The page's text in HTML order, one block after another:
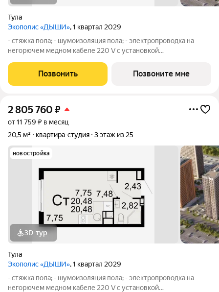
Тула
Экополис «ДЫШИ», 1 квартал 2029
- стяжка пола; - шумоизоляция пола; - электропроводка на
негорючем медном кабеле 220 V с установкой
лестничной площадке и распределительного щита в квартире,
с разводкой по квартире с установкой
Позвонить Позвоните мне
2 805 760 ₽
от 11 759 ₽ в месяц
20,5 м²
квартира-студия 3 этаж из 25
новостройка
3D-тур
Тула
Экополис «ДЫШИ», 1 квартал 2029
- стяжка пола; - шумоизоляция пола; - электропроводка на
негорючем медном кабеле 220 V с установкой